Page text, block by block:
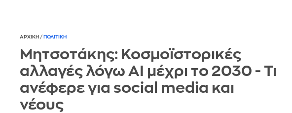
ΑΡΧΙΚΗ / ΠΟΛΙΤΙΚΗ
Μητσοτάκης: Κοσμοϊστορικές
αλλαγές λόγω AI μέχρι το 2030 - Τι
ανέφερε για social media και
νέους